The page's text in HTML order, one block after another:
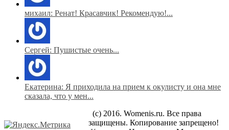
михаил: Ренат! Красавчик! Рекомендую!...
Сергей: Пушистые очень...
Екатерина: Я приходила на прием к окулисту и она мне
сказала, что у мен...
(c) 2016. Womenis.ru. Все права
защищены. Копирование запрещено!